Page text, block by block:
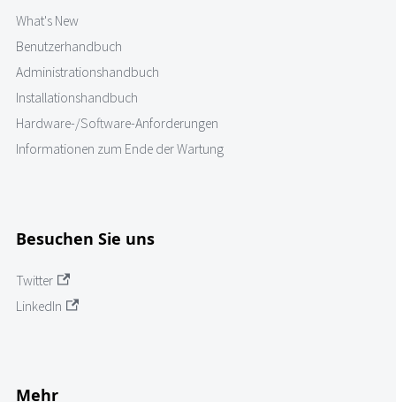
What's New
Benutzerhandbuch
Administrationshandbuch
Installationshandbuch
Hardware-/Software-Anforderungen
Informationen zum Ende der Wartung
Besuchen Sie uns
Twitter
LinkedIn
Mehr